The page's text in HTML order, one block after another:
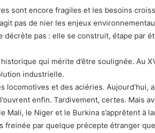
sont encore fragiles et les besoins
pas de nier les enjeux
pas : elle se construit, étape par
qui mérite d’être soulignée. Au
industrielle.
et des aciéries. Aujourd’hui,
enfin. Tardivement, certes. Mais
Mali, le Niger et le Burkina s’apprêtent à
par quelque précepte étranger